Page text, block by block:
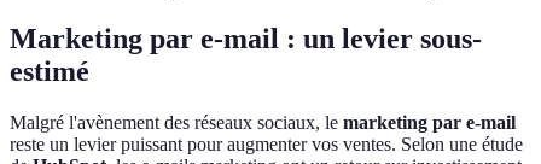
Marketing par e-mail : un levier sous-
estimé
Malgré l'avènement des réseaux sociaux, le marketing par e-mail
reste un levier puissant pour augmenter vos ventes. Selon une étude